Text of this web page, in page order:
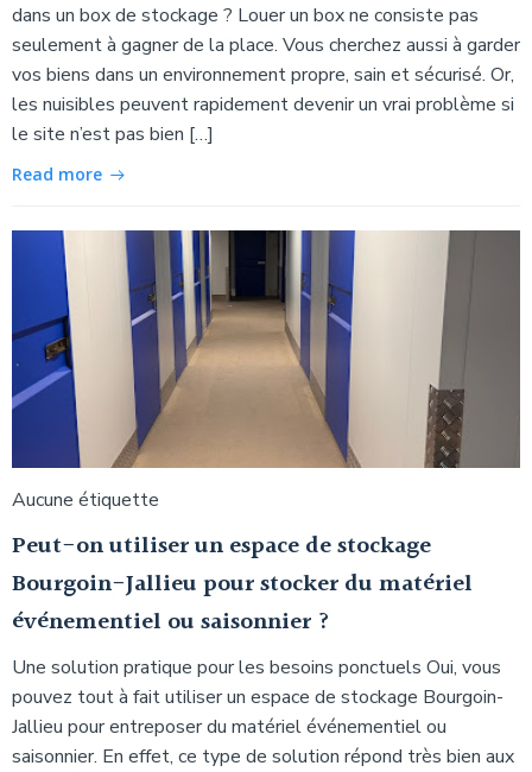
dans un box de stockage ? Louer un box ne consiste pas
seulement à gagner de la place. Vous cherchez aussi à garder
vos biens dans un environnement propre, sain et sécurisé. Or,
les nuisibles peuvent rapidement devenir un vrai problème si
le site n’est pas bien […]
Read more
Aucune étiquette
Peut-on utiliser un espace de stockage
Bourgoin-Jallieu pour stocker du matériel
événementiel ou saisonnier ?
Une solution pratique pour les besoins ponctuels Oui, vous
pouvez tout à fait utiliser un espace de stockage Bourgoin-
Jallieu pour entreposer du matériel événementiel ou
saisonnier. En effet, ce type de solution répond très bien aux